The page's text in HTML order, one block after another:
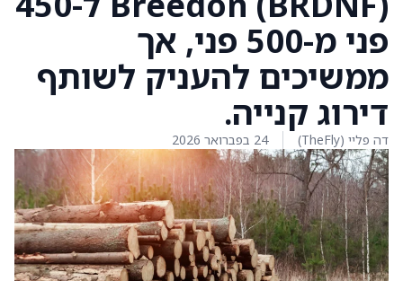
פני מ-500 פני, אך
ממשיכים להעניק לשותף
דירוג קנייה.
דה פליי (TheFly) 24 בפברואר 2026